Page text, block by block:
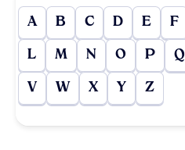
A B C D E F
L M N O P Q
V W X Y Z